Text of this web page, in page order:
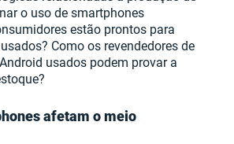
o uso de smartphones
estão prontos para
Como os revendedores de
usados podem provar a
afetam o meio